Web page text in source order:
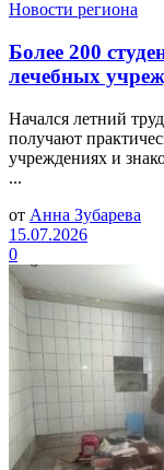
Новости региона
Более 200
лечебных
Начался летний
получают
учреждениях и
...
от Анна Зубарева
15.07.2026
0